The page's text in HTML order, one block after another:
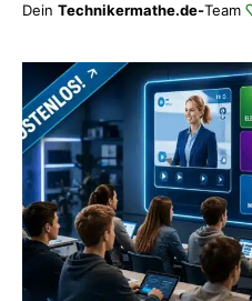
Dein Technikermathe.de-Team